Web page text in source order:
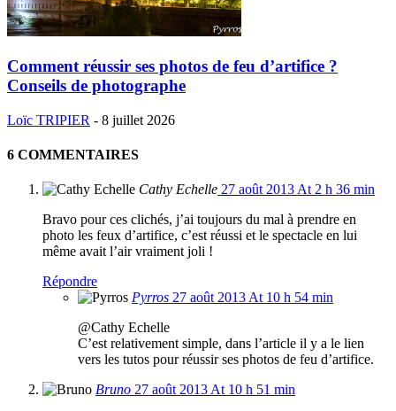
Comment réussir ses photos de feu d’artifice ?
Conseils de photographe
Loïc TRIPIER - 8 juillet 2026
6 COMMENTAIRES
Cathy Echelle 27 août 2013 At 2 h 36 min
Bravo pour ces clichés, j’ai toujours du mal à prendre en
photo les feux d’artifice, c’est réussi et le spectacle en lui
même avait l’air vraiment joli !
Répondre
Pyrros 27 août 2013 At 10 h 54 min
@Cathy Echelle
C’est relativement simple, dans l’article il y a le lien
vers les tutos pour réussir ses photos de feu d’artifice.
Bruno 27 août 2013 At 10 h 51 min